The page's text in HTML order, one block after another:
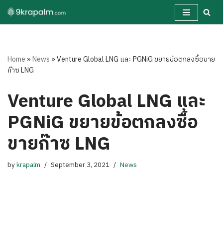
Skip
Home »News »Venture Global LNG และ PGNiG ขยายข้อตกลงซื้อขาย
ก๊าซ LNG
Venture Global LNG และ
PGNiG ขยายข้อตกลงซื้อ
ขายก๊าซ LNG
bykrapalm September 3, 2021 News